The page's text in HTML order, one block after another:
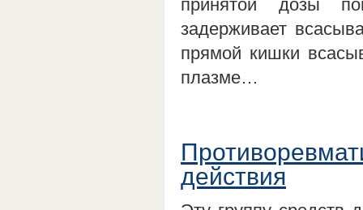
принятой дозы
задерживает
прямой кишки
плазме…
действия